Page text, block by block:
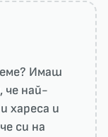
Имаш
че най-
харесa и
си на